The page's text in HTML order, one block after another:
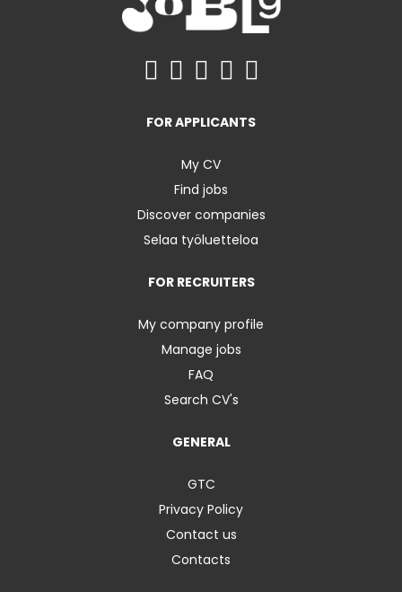
FOR APPLICANTS
My CV
Find jobs
Discover companies
Selaa työluetteloa
FOR RECRUITERS
My company profile
Manage jobs
FAQ
Search CV's
GENERAL
GTC
Privacy Policy
Contact us
Contacts